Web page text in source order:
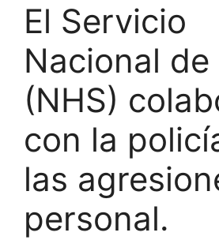
El Servicio
Nacional de
(NHS)
con la
las
personal.